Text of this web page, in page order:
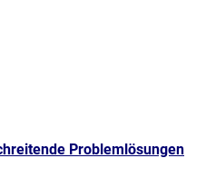
Problemlösungen